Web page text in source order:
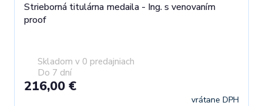
Strieborná titulárna medaila - Ing. s venovaním
proof
Skladom v 0 predajniach
Do 7 dní
216,00 €
vrátane DPH